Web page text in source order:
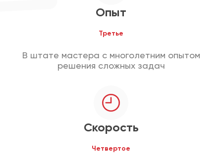
Опыт
Третье
В штате мастера с многолетним опытом
решения сложных задач
Скорость
Четвертое